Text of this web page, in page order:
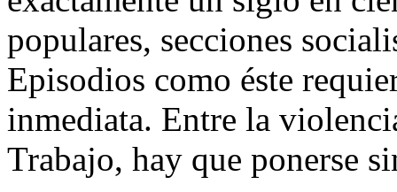
populares, secciones
Episodios como éste
inmediata. Entre la
Trabajo, hay que ponerse